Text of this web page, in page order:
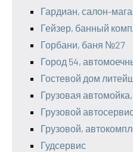
Гардиан, салон-
Гейзер, банный
Горбани, баня №27
Город 54,
Гостевой дом
Грузовая
Грузовой
Грузовой,
Гудсервис